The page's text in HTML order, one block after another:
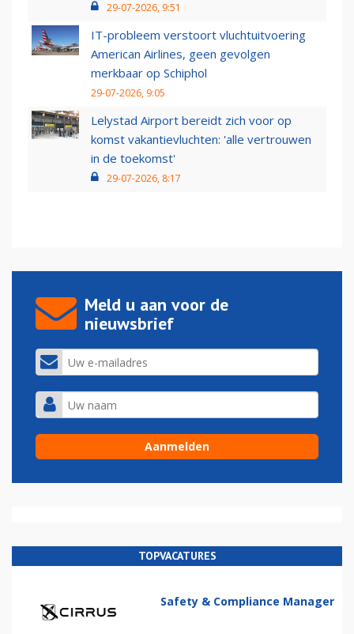
29-07-2026, 9:51
IT-probleem verstoort vluchtuitvoering
American Airlines, geen gevolgen
merkbaar op Schiphol
29-07-2026, 9:05
Lelystad Airport bereidt zich voor op
komst vakantievluchten: 'alle vertrouwen
in de toekomst'
29-07-2026, 8:17
Meld u aan voor de
nieuwsbrief
TOPVACATURES
Safety & Compliance Manager